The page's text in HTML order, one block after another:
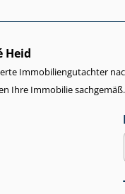
Heid
Im­mo­bi­li­en­gut­ach­ter
Ihre Immobilie sachgemäß.